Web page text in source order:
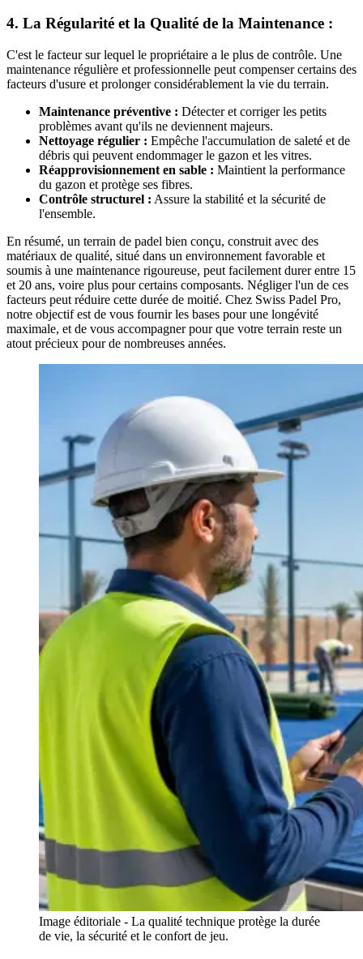
4. La Régularité et la Qualité de la Maintenance :
C'est le facteur sur lequel le propriétaire a le plus de contrôle. Une
maintenance régulière et professionnelle peut compenser certains des
facteurs d'usure et prolonger considérablement la vie du terrain.
Maintenance préventive : Détecter et corriger les petits
problèmes avant qu'ils ne deviennent majeurs.
Nettoyage régulier : Empêche l'accumulation de saleté et de
débris qui peuvent endommager le gazon et les vitres.
Réapprovisionnement en sable : Maintient la performance
du gazon et protège ses fibres.
Contrôle structurel : Assure la stabilité et la sécurité de
l'ensemble.
En résumé, un terrain de padel bien conçu, construit avec des
matériaux de qualité, situé dans un environnement favorable et
soumis à une maintenance rigoureuse, peut facilement durer entre 15
et 20 ans, voire plus pour certains composants. Négliger l'un de ces
facteurs peut réduire cette durée de moitié. Chez Swiss Padel Pro,
notre objectif est de vous fournir les bases pour une longévité
maximale, et de vous accompagner pour que votre terrain reste un
atout précieux pour de nombreuses années.
Image éditoriale - La qualité technique protège la durée
de vie, la sécurité et le confort de jeu.